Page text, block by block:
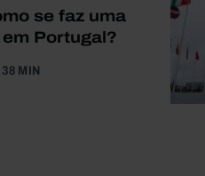
se faz uma
em Portugal?
38 MIN